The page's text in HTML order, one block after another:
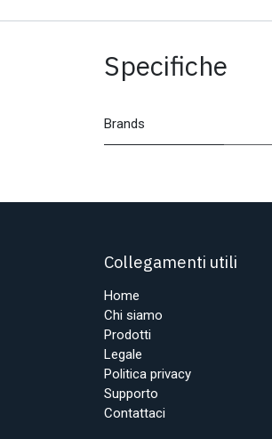
Specifiche
Brands
Collegamenti utili
Home
Chi siamo
Prodotti
Legale
Politica privacy
Supporto
Contattaci